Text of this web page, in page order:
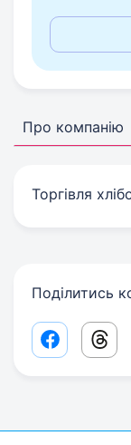
Про компанію
Торгівля
Поділитись
Facebook